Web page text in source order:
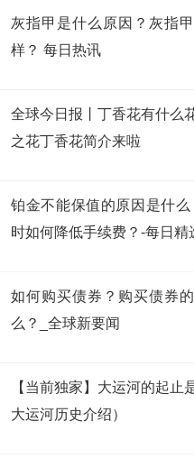
灰指甲是什么原因？灰指
样？ 每日热讯
全球今日报丨丁香花有什么
之花丁香花简介来啦
铂金不能保值的原因是什
时如何降低手续费？-每日精
如何购买债券？购买债券
么？_全球新要闻
【当前独家】大运河的起止
大运河历史介绍）